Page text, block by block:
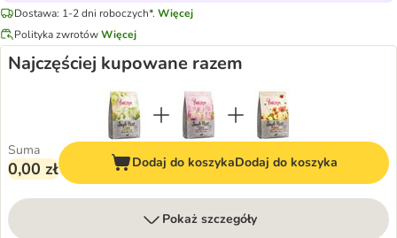
Dostawa: 1-2 dni roboczych*. Więcej
Polityka zwrotówWięcej
Najczęściej kupowane razem
Suma
0,00 zł Dodaj do koszykaDodaj do koszyka
Pokaż szczegóły